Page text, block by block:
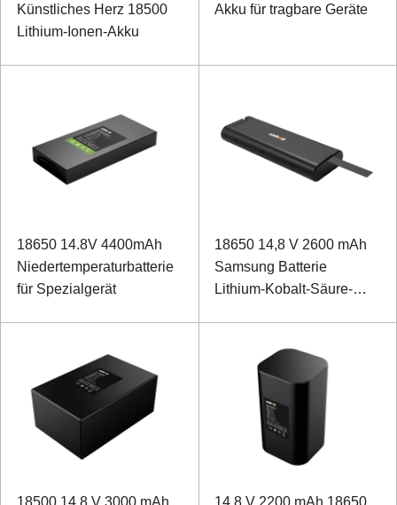
Künstliches Herz 18500
Lithium-Ionen-Akku
Akku für tragbare Geräte
18650 14.8V 4400mAh
Niedertemperaturbatterie
für Spezialgerät
18650 14,8 V 2600 mAh
Samsung Batterie
Lithium-Kobalt-Säure-
18500 14,8 V 3000 mAh
14,8 V 2200 mAh 18650